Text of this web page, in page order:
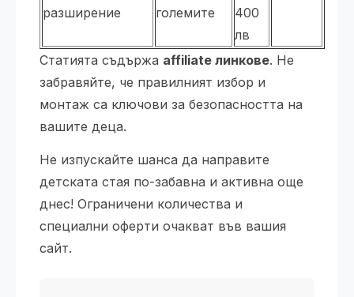
разширение
големите
400
лв
Статията съдържа affiliate линкове. Не
забравяйте, че правилният избор и
монтаж са ключови за безопасността на
вашите деца.
Не изпускайте шанса да направите
детската стая по-забавна и активна още
днес! Ограничени количества и
специални оферти очакват във вашия
сайт.